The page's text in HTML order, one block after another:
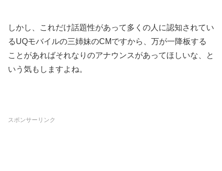
しかし、これだけ話題性があって多くの人に認知されてい
るUQモバイルの三姉妹のCMですから、万が一降板する
ことがあればそれなりのアナウンスがあってほしいな、と
いう気もしますよね。
スポンサーリンク